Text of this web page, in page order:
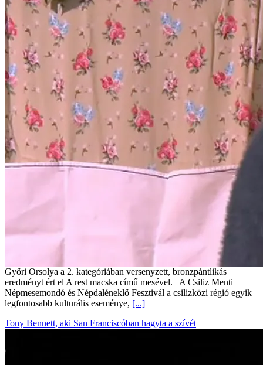
Győri Orsolya a 2. kategóriában versenyzett, bronzpántlikás
eredményt ért el A rest macska című mesével. A Csiliz Menti
Népmesemondó és Népdaléneklő Fesztivál a csilizközi régió egyik
legfontosabb kulturális eseménye, [...]
Tony Bennett, aki San Franciscóban hagyta a szívét